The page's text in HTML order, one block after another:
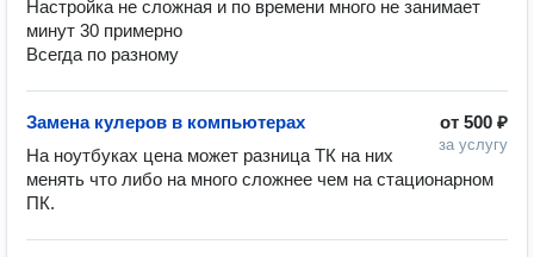
Настройка не сложная и по времени много не занимает
минут 30 примерно
Всегда по разному
от 500 ₽
за услугу
Замена кулеров в компьютерах
На ноутбуках цена может разница ТК на них
менять что либо на много сложнее чем на стационарном
ПК.